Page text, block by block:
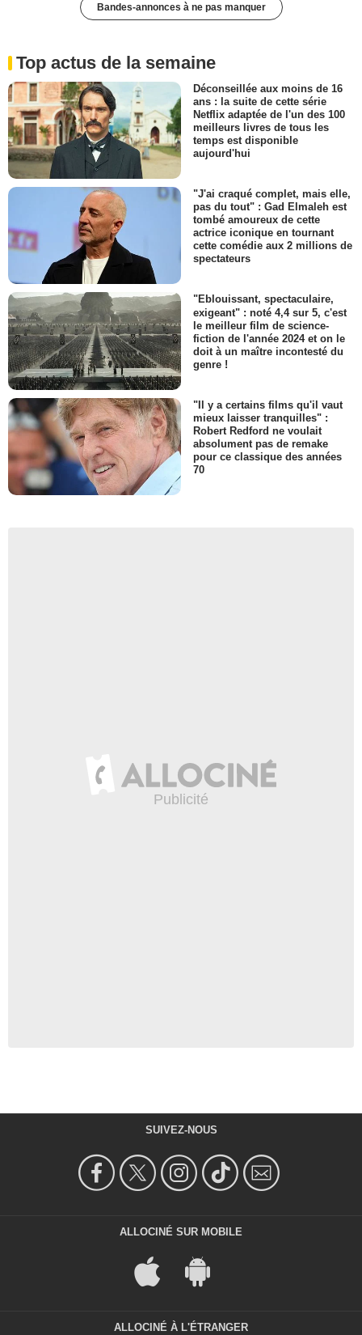
Bandes-annonces à ne pas manquer
Top actus de la semaine
Déconseillée aux moins de 16
ans : la suite de cette série
Netflix adaptée de l'un des 100
meilleurs livres de tous les
temps est disponible
aujourd'hui
"J'ai craqué complet, mais elle,
pas du tout" : Gad Elmaleh est
tombé amoureux de cette
actrice iconique en tournant
cette comédie aux 2 millions de
spectateurs
"Eblouissant, spectaculaire,
exigeant" : noté 4,4 sur 5, c'est
le meilleur film de science-
fiction de l'année 2024 et on le
doit à un maître incontesté du
genre !
"Il y a certains films qu'il vaut
mieux laisser tranquilles" :
Robert Redford ne voulait
absolument pas de remake
pour ce classique des années
70
SUIVEZ-NOUS
ALLOCINÉ SUR MOBILE
ALLOCINÉ À L'ÉTRANGER